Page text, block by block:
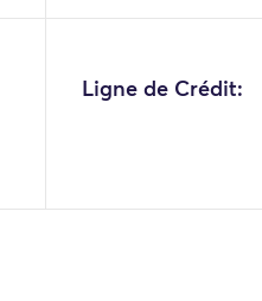
Ligne de Crédit: